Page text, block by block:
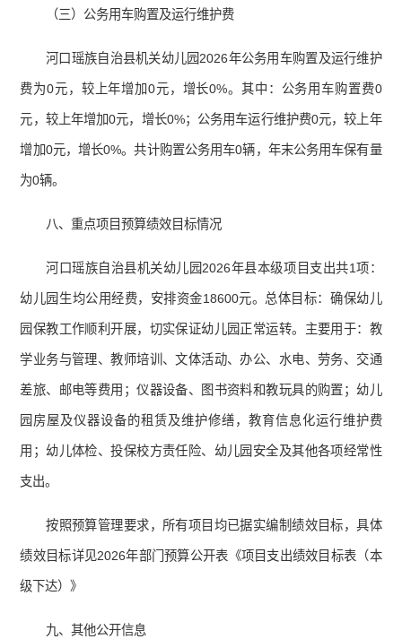
（三）公务用车购置及运行维护费
河口瑶族自治县机关幼儿园2026年公务用车购置及运行维护
费为0元，较上年增加0元，增长0%。其中：公务用车购置费0
元，较上年增加0元，增长0%；公务用车运行维护费0元，较上年
增加0元，增长0%。共计购置公务用车0辆，年末公务用车保有量
为0辆。
八、重点项目预算绩效目标情况
河口瑶族自治县机关幼儿园2026年县本级项目支出共1项：
幼儿园生均公用经费，安排资金18600元。总体目标：确保幼儿
园保教工作顺利开展，切实保证幼儿园正常运转。主要用于：教
学业务与管理、教师培训、文体活动、办公、水电、劳务、交通
差旅、邮电等费用；仪器设备、图书资料和教玩具的购置；幼儿
园房屋及仪器设备的租赁及维护修缮，教育信息化运行维护费
用；幼儿体检、投保校方责任险、幼儿园安全及其他各项经常性
支出。
按照预算管理要求，所有项目均已据实编制绩效目标，具体
绩效目标详见2026年部门预算公开表《项目支出绩效目标表（本
级下达）》
九、其他公开信息